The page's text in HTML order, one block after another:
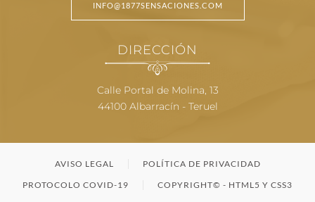
INFO@1877SENSACIONES.COM
DIRECCIÓN
Calle Portal de Molina, 13
44100 Albarracín - Teruel
AVISO LEGAL
POLÍTICA DE PRIVACIDAD
PROTOCOLO COVID-19
COPYRIGHT© - HTML5 Y CSS3